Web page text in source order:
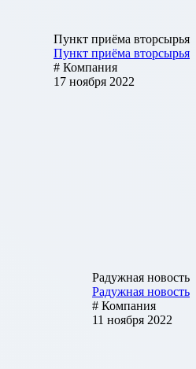
Пункт приёма вторсырья
Пункт приёма вторсырья
# Компания
17 ноября 2022
Радужная новость
Радужная новость
# Компания
11 ноября 2022